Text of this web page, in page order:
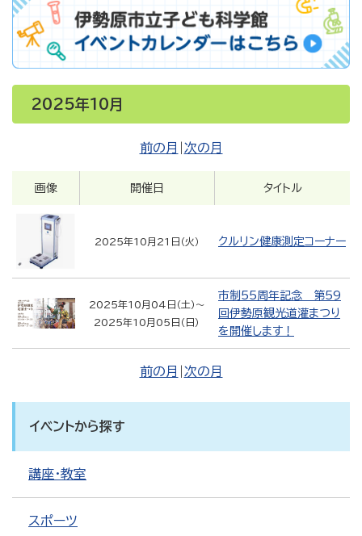
2025年10月
前の月 次の月
画像 開催日 タイトル
2025年10月21日（火） クルリン健康測定コーナー
2025年10月04日（土） ～
2025年10月05日（日）
市制55周年記念 第59
回伊勢原観光道灌まつり
を開催します！
前の月 次の月
イベントから探す
講座・教室
スポーツ